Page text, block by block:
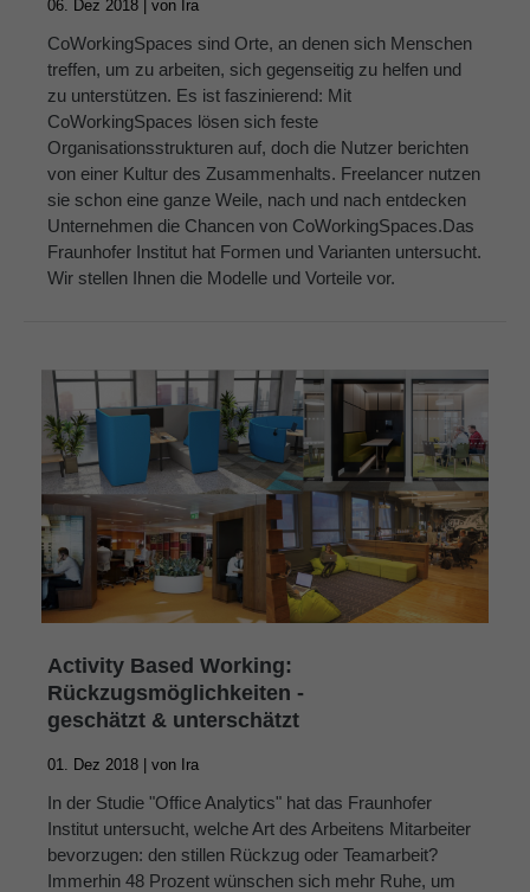
About us
Lorem ipsum dolor sit amet, consectetuer
adipiscing elit.
Aenean commodo ligula eget dolor. Aenean massa.
montes, nascetur ridiculus mus. Donec quam felis,
06. Dez 2018 | von Ira
CoWorkingSpaces sind Orte, an denen sich Menschen
treffen, um zu arbeiten, sich gegenseitig zu helfen und
zu unterstützen. Es ist faszinierend: Mit
CoWorkingSpaces lösen sich feste
Organisationsstrukturen auf, doch die Nutzer berichten
von einer Kultur des Zusammenhalts. Freelancer nutzen
sie schon eine ganze Weile, nach und nach entdecken
Unternehmen die Chancen von CoWorkingSpaces.Das
Fraunhofer Institut hat Formen und Varianten untersucht.
Wir stellen Ihnen die Modelle und Vorteile vor.
Activity Based Working:
Rückzugsmöglichkeiten -
geschätzt & unterschätzt
01. Dez 2018 | von Ira
In der Studie "Office Analytics" hat das Fraunhofer
Institut untersucht, welche Art des Arbeitens Mitarbeiter
bevorzugen: den stillen Rückzug oder Teamarbeit?
Immerhin 48 Prozent wünschen sich mehr Ruhe, um